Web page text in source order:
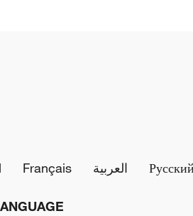
Français العربية Русский